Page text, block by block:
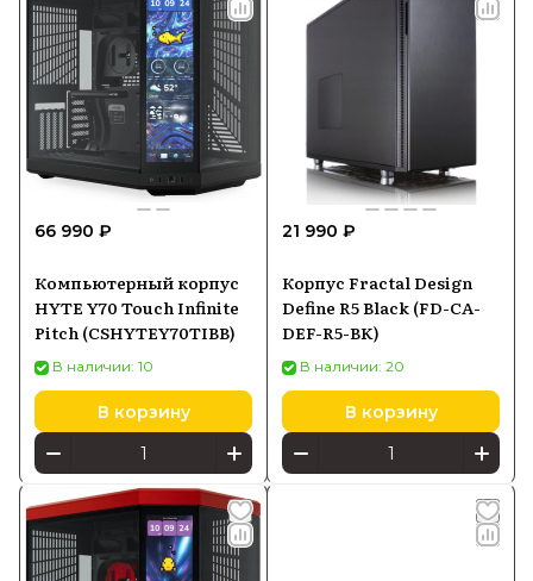
66 990 ₽
Компьютерный корпус
HYTE Y70 Touch Infinite
Pitch (CSHYTEY70TIBB)
В наличии: 10
В корзину
21 990 ₽
Корпус Fractal Design
Define R5 Black (FD-CA-
DEF-R5-BK)
В наличии: 20
В корзину